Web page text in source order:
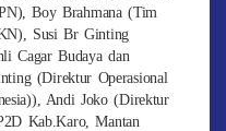
Boy Brahmana (Tim
Susi Br Ginting
Cagar Budaya dan
(Direktur Operasional
Andi Joko (Direktur
Kab.Karo, Mantan